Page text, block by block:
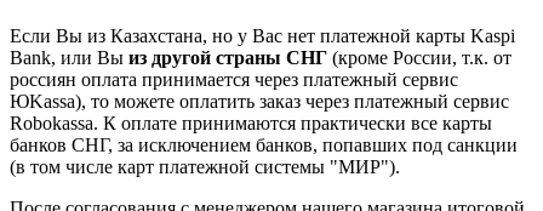
Если Вы из Казахстана, но у Вас нет платежной карты Kaspi
Bank, или Вы из другой страны СНГ (кроме России, т.к. от
россиян оплата принимается через платежный сервис
ЮKassa), то можете оплатить заказ через платежный сервис
Robokassa. К оплате принимаются практически все карты
банков СНГ, за исключением банков, попавших под санкции
(в том числе карт платежной системы "МИР").